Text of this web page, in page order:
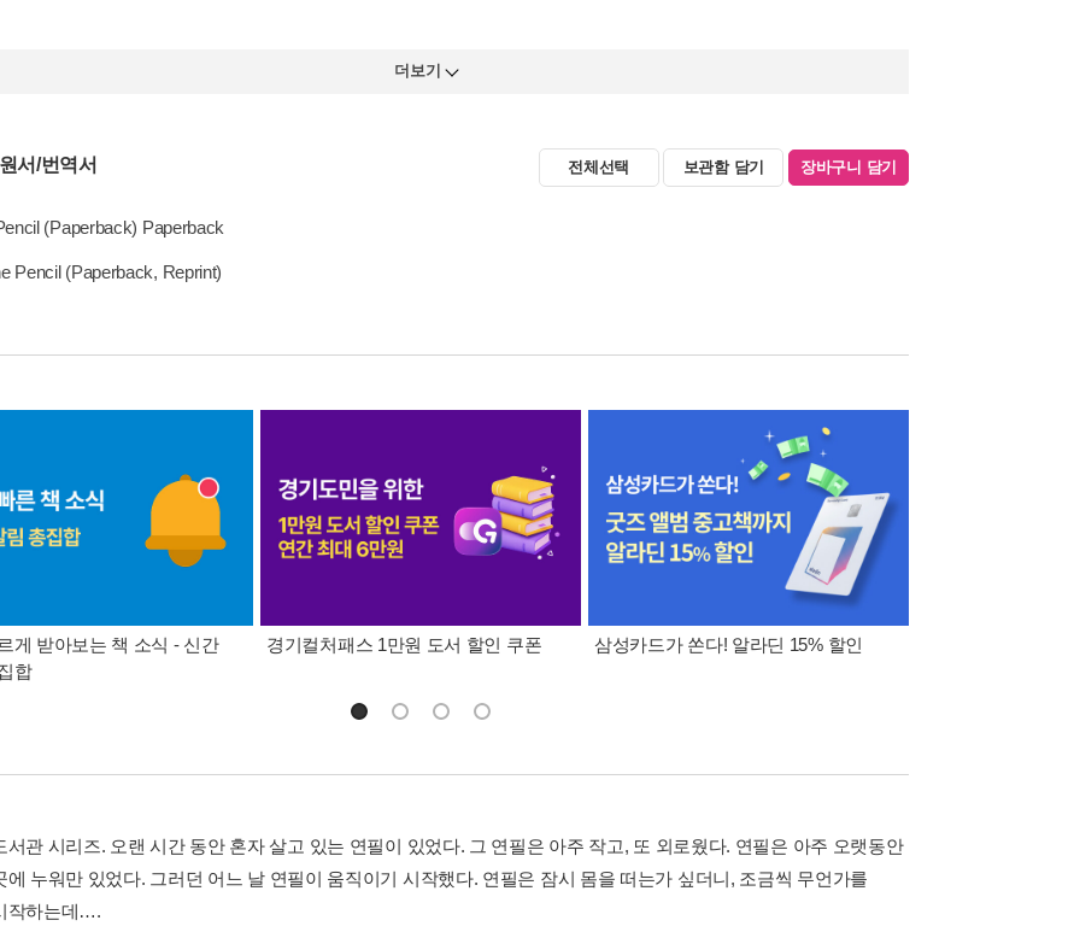
더보기
서/번역서 전체선택 보관함 담기 장바구니 담기
(Paperback) Paperback
Pencil (Paperback, Reprint)
게 받아보는 책 소식 - 신간
합
경기컬처패스 1만원 도서 할인 쿠폰 삼성카드가 쏜다! 알라딘 15% 할인
서관 시리즈. 오랜 시간 동안 혼자 살고 있는 연필이 있었다. 그 연필은 아주 작고, 또 외로웠다. 연필은 아주 오랫동안
에 누워만 있었다. 그러던 어느 날 연필이 움직이기 시작했다. 연필은 잠시 몸을 떠는가 싶더니, 조금씩 무언가를
작하는데….